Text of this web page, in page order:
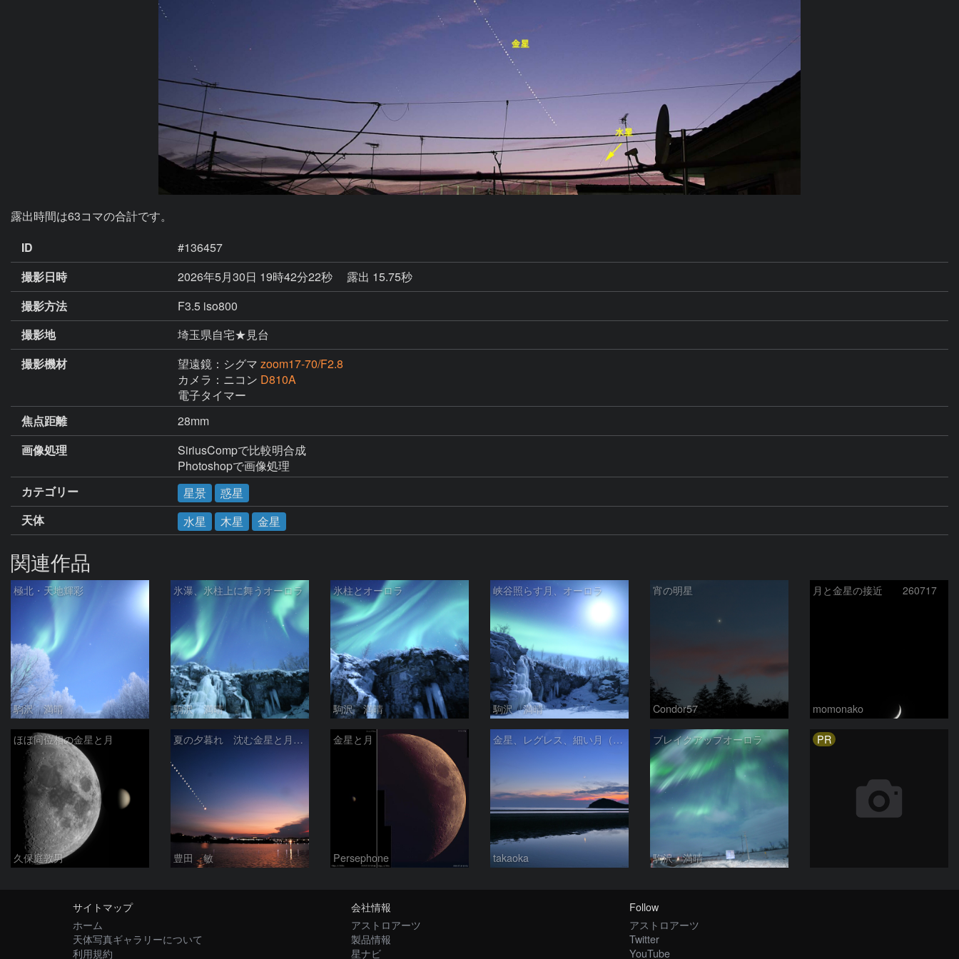
露出時間は63コマの合計です。
ID
#136457
撮影日時
2026年5月30日 19時42分22秒
露出 15.75秒
撮影方法
F3.5 iso800
撮影地
埼玉県自宅★見台
撮影機材
望遠鏡：シグマ zoom17-70/F2.8
カメラ：ニコン D810A
電子タイマー
焦点距離
28mm
画像処理
SiriusCompで比較明合成
Photoshopで画像処理
カテゴリー
星景
惑星
天体
水星 木星 金星
関連作品
極北・天地輝彩
駒沢 満晴
氷瀑、氷柱上に舞うオーロラ
駒沢 満晴
氷柱とオーロラ
駒沢 満晴
峡谷照らす月、オーロラ
駒沢 満晴
宵の明星
Condor57
月と金星の接近 260717
momonako
ほぼ同位相の金星と月
久保庭敦男
夏の夕暮れ 沈む金星と月 2026/7/20
豊田 敏
金星と月
Persephone
金星、レグレス、細い月（７月１６日）
takaoka
ブレイクアップオーロラ
駒沢 満晴
PR
サイトマップ
ホーム
天体写真ギャラリーについて
利用規約
会社情報
アストロアーツ
製品情報
星ナビ
Follow
アストロアーツ
Twitter
YouTube